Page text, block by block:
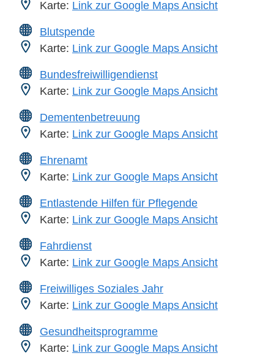
Karte: Link zur Google Maps Ansicht
Blutspende
Karte: Link zur Google Maps Ansicht
Bundesfreiwilligendienst
Karte: Link zur Google Maps Ansicht
Dementenbetreuung
Karte: Link zur Google Maps Ansicht
Ehrenamt
Karte: Link zur Google Maps Ansicht
Entlastende Hilfen für Pflegende
Karte: Link zur Google Maps Ansicht
Fahrdienst
Karte: Link zur Google Maps Ansicht
Freiwilliges Soziales Jahr
Karte: Link zur Google Maps Ansicht
Gesundheitsprogramme
Karte: Link zur Google Maps Ansicht